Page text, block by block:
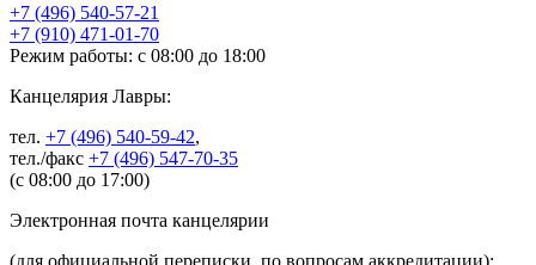
+7 (496) 540-57-21
+7 (910) 471-01-70
Режим работы: с 08:00 до 18:00
Канцелярия Лавры:
тел. +7 (496) 540-59-42,
тел./факс +7 (496) 547-70-35
(с 08:00 до 17:00)
Электронная почта канцелярии
(для официальной переписки, по вопросам аккредитации):